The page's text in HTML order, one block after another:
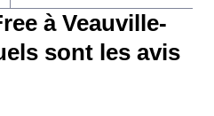
à Veauville-
sont les avis